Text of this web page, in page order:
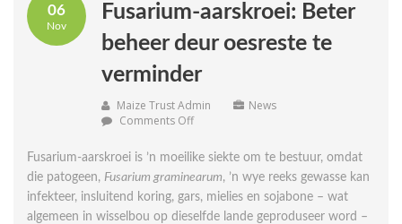
06
Nov
Fusarium-aarskroei: Beter
beheer deur oesreste te
verminder
Maize Trust Admin
News
Comments Offon
aarskroei:
Beter
beheer
deur
oesreste
Fusarium-aarskroei is ’n moeilike siekte om te bestuur, omdat
die patogeen, Fusarium graminearum, ’n wye reeks gewasse kan
infekteer, insluitend koring, gars, mielies en sojabone – wat
algemeen in wisselbou op dieselfde lande geproduseer word –